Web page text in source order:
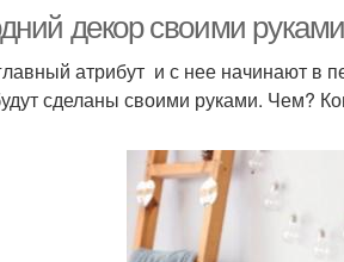
декор своими
атрибут и с нее начинают в
сделаны своими руками. Чем?